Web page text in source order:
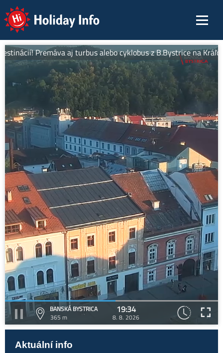
Holiday Info
Premáva aj turbus alebo cyklobus z B.Bystrice na
BANSKÁ BYSTRICA
365 m
19:34
8. 8. 2026
Aktuální info